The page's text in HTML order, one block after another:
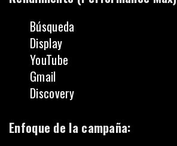
Búsqueda
Display
YouTube
Gmail
Discovery
Enfoque de la campaña: